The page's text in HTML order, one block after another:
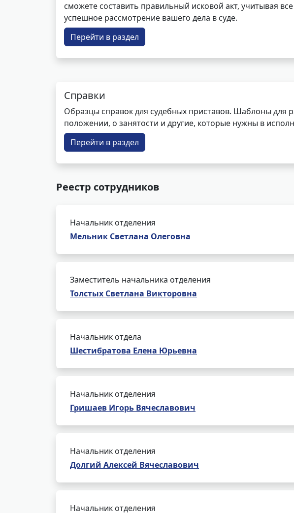
сможете составить правильный исковой акт, учитывая
успешное рассмотрение вашего дела в суде.
Перейти в раздел
Справки
Образцы справок для судебных приставов. Шаблоны для
положении, о занятости и другие, которые нужны в
Перейти в раздел
Реестр сотрудников
Начальник отделения
Мельник Светлана Олеговна
Заместитель начальника отделения
Толстых Светлана Викторовна
Начальник отдела
Шестибратова Елена Юрьевна
Начальник отделения
Гришаев Игорь Вячеславович
Начальник отделения
Долгий Алексей Вячеславович
Начальник отделения